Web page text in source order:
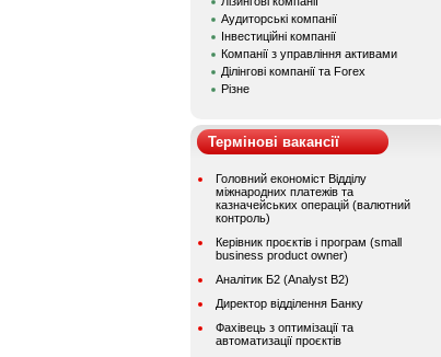
Аудиторські компанії
Інвестиційні компанії
Компанії з управління активами
Ділінгові компанії та Forex
Різне
Термінові вакансії
Головний економіст Відділу
міжнародних платежів та
казначейських операцій (валютний
контроль)
Керівник проєктів і програм (small
business product owner)
Аналітик Б2 (Analyst B2)
Директор відділення Банку
Фахівець з оптимізації та
автоматизації проєктів